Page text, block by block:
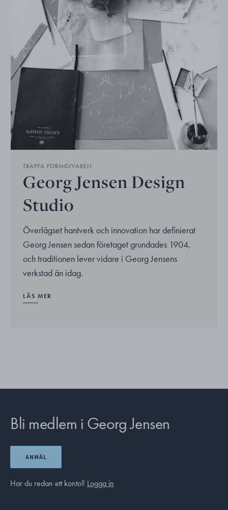
TRÄFFA FORMGIVAREN
Georg Jensen Design
Studio
Överlägset hantverk och innovation har definierat
Georg Jensen sedan företaget grundades 1904,
och traditionen lever vidare i Georg Jensens
verkstad än idag.
LÄS MER
Bli medlem i Georg Jensen
ANMÄL
Har du redan ett konto? Logga in